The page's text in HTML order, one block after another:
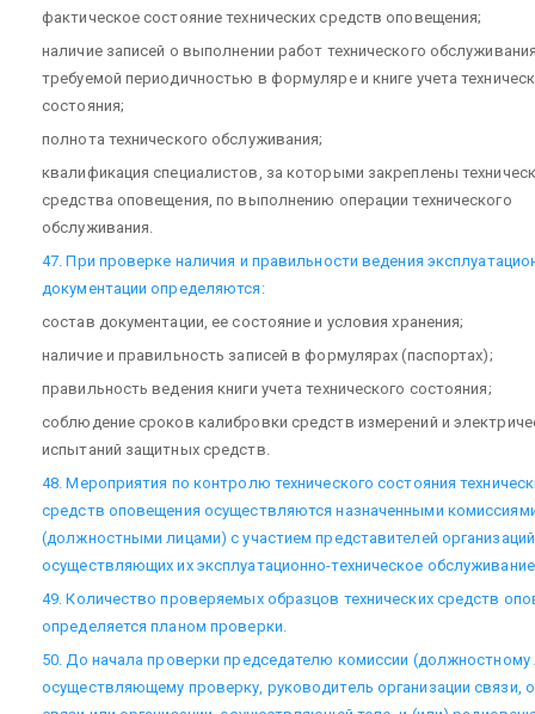
фактическое состояние технических средств оповещения;
наличие записей о выполнении работ технического
требуемой периодичностью в формуляре и книге учета
состояния;
полнота технического обслуживания;
квалификация специалистов, за которыми закреплены
средства оповещения, по выполнению операции технического
обслуживания.
47. При проверке наличия и правильности ведения
документации определяются:
состав документации, ее состояние и условия хранения;
наличие и правильность записей в формулярах (паспортах);
правильность ведения книги учета технического состояния;
соблюдение сроков калибровки средств измерений и
испытаний защитных средств.
48. Мероприятия по контролю технического состояния
средств оповещения осуществляются назначенными
(должностными лицами) с участием представителей
осуществляющих их эксплуатационно-техническое
49. Количество проверяемых образцов технических средств
определяется планом проверки.
50. До начала проверки председателю комиссии (должностному
осуществляющему проверку, руководитель организации связи,